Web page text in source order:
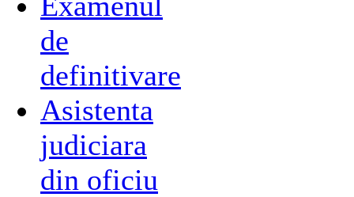
de
definitivare
Asistenta
judiciara
din oficiu